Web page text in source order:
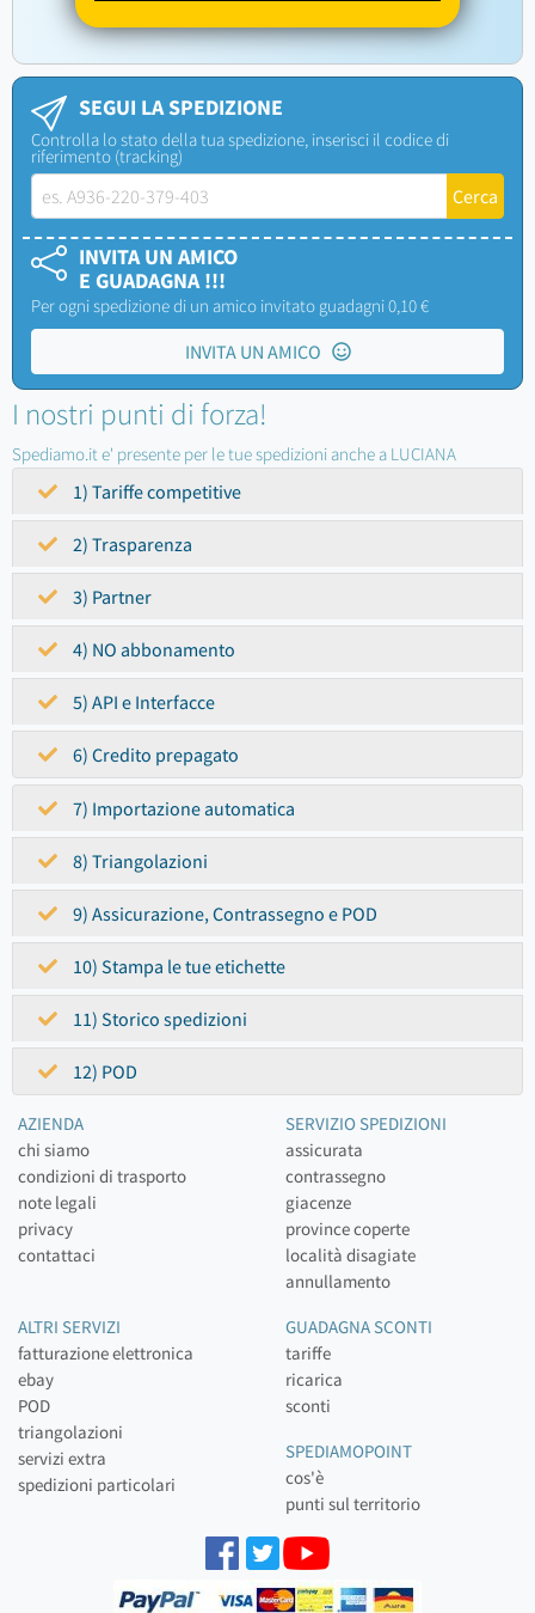
SEGUI LA SPEDIZIONE
Controlla lo stato della tua spedizione, inserisci il codice di
riferimento (tracking)
INVITA UN AMICO
E GUADAGNA !!!
Per ogni spedizione di un amico invitato guadagni 0,10 €
INVITA UN AMICO
I nostri punti di forza!
Spediamo.it e' presente per le tue spedizioni anche a LUCIANA
1) Tariffe competitive
2) Trasparenza
3) Partner
4) NO abbonamento
5) API e Interfacce
6) Credito prepagato
7) Importazione automatica
8) Triangolazioni
9) Assicurazione, Contrassegno e POD
10) Stampa le tue etichette
11) Storico spedizioni
12) POD
AZIENDA
chi siamo
condizioni di trasporto
note legali
privacy
contattaci
SERVIZIO SPEDIZIONI
assicurata
contrassegno
giacenze
province coperte
località disagiate
annullamento
ALTRI SERVIZI
fatturazione elettronica
ebay
POD
triangolazioni
servizi extra
spedizioni particolari
GUADAGNA SCONTI
tariffe
ricarica
sconti
SPEDIAMOPOINT
cos'è
punti sul territorio